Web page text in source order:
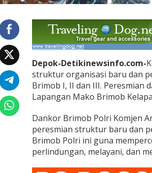
o
r
i
e
m
i
k
a
S
t
r
u
k
t
u
Depok-Detikinewsinfo.com-
struktur organisasi baru dan
Brimob I, II dan III. Peresmian
Lapangan Mako Brimob
Dankor Brimob Polri Komjen
peresmian struktur baru dan
Brimob Polri ini guna
perlindungan, melayani, dan